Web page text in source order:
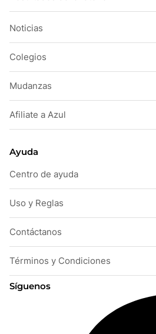
Noticias
Colegios
Mudanzas
Afiliate a Azul
Ayuda
Centro de ayuda
Uso y Reglas
Contáctanos
Términos y Condiciones
Síguenos